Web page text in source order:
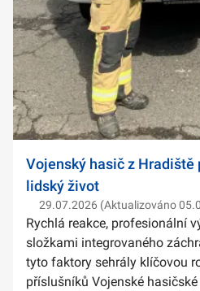
Vojenský hasič z
lidský život
29.07.2026 (Aktualizováno
Rychlá reakce, profesionální
složkami integrovaného
tyto faktory sehrály klíčovou
příslušníků Vojenské